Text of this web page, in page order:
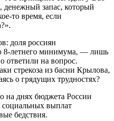
денежный запас, который
то время, если
доля россиян
8-летнего минимума, — лишь
ответили на вопрос.
стрекоза из басни Крылова,
о грядущих трудностях?
на днях бюджета России
социальных выплат
бедствия.